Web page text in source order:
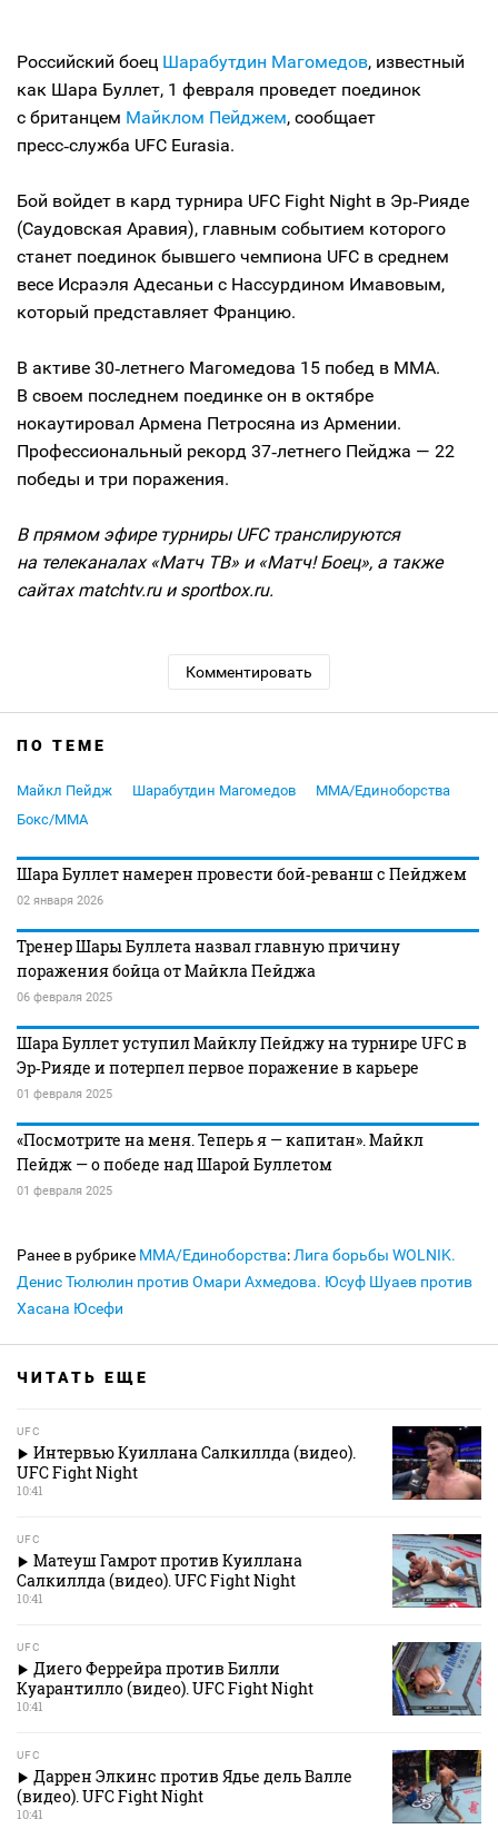
Российский боец Шарабутдин Магомедов, известный
как Шара Буллет, 1 февраля проведет поединок
с британцем Майклом Пейджем, сообщает
пресс‑служба UFC Eurasia.
Бой войдет в кард турнира UFC Fight Night в Эр‑Рияде
(Саудовская Аравия), главным событием которого
станет поединок бывшего чемпиона UFC в среднем
весе Исраэля Адесаньи с Нассурдином Имавовым,
который представляет Францию.
В активе 30‑летнего Магомедова 15 побед в MMA.
В своем последнем поединке он в октябре
нокаутировал Армена Петросяна из Армении.
Профессиональный рекорд 37‑летнего Пейджа — 22
победы и три поражения.
В прямом эфире турниры UFC транслируются
на телеканалах «Матч ТВ» и «Матч! Боец», а также
сайтах matchtv.ru и sportbox.ru.
Комментировать
ПО ТЕМЕ
Майкл Пейдж Шарабутдин Магомедов
MMA/Единоборства
Бокс/MMA
Шара Буллет намерен провести бой‑реванш с Пейджем
02 января 2026
Тренер Шары Буллета назвал главную причину
поражения бойца от Майкла Пейджа
06 февраля 2025
Шара Буллет уступил Майклу Пейджу на турнире UFC в
Эр‑Рияде и потерпел первое поражение в карьере
01 февраля 2025
«Посмотрите на меня. Теперь я — капитан». Майкл
Пейдж — о победе над Шарой Буллетом
01 февраля 2025
Ранее в рубрике MMA/Единоборства: Лига борьбы WOLNIK.
Денис Тюлюлин против Омари Ахмедова. Юсуф Шуаев против
Хасана Юсефи
ЧИТАТЬ ЕЩЕ
UFC
Интервью Куиллана Салкиллда (видео).
UFC Fight Night
10:41
UFC
Матеуш Гамрот против Куиллана
Салкиллда (видео). UFC Fight Night
10:41
UFC
Диего Феррейра против Билли
Куарантилло (видео). UFC Fight Night
10:41
UFC
Даррен Элкинс против Ядье дель Валле
(видео). UFC Fight Night
10:41